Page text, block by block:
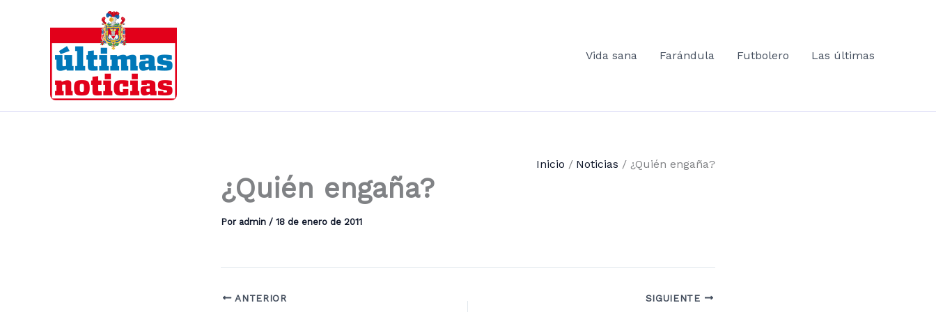
contenido
Vida sana
Farándula Futbolero Las últimas
Inicio Noticias ¿Quién engaña?
¿Quién engaña?
Por admin / 18 de enero de 2011
ANTERIOR SIGUIENTE